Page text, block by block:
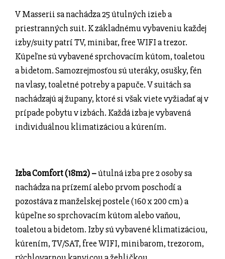
V Masserii sa nachádza 25 útulných izieb a
priestranných suit. K základnému vybaveniu každej
izby/suity patrí TV, minibar, free WIFI a trezor.
Kúpeľne sú vybavené sprchovacím kútom, toaletou
a bidetom. Samozrejmosťou sú uteráky, osušky, fén
na vlasy, toaletné potreby a papuče. V suitách sa
nachádzajú aj župany, ktoré si však viete vyžiadať aj v
prípade pobytu v izbách. Každá izba je vybavená
individuálnou klimatizáciou a kúrením.
Izba Comfort (18m2) –útulná izba pre 2 osoby sa
nachádza na prízemí alebo prvom poschodí a
pozostáva z manželskej postele (160 x 200 cm) a
kúpeľne so sprchovacím kútom alebo vaňou,
toaletou a bidetom. Izby sú vybavené klimatizáciou,
kúrením, TV/SAT, free WIFI, minibarom, trezorom,